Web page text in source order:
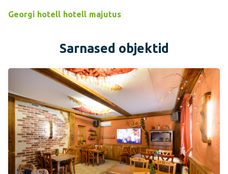
Georgi hotell hotell majutus
Sarnased objektid